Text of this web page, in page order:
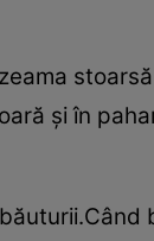
şi în